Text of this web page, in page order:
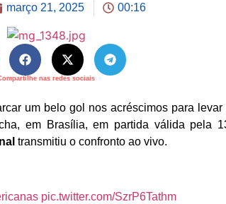
março 21, 2025 00:16
nas redes sociais
um belo gol nos acréscimos para
em Brasília, em partida válida pela
transmitiu o confronto ao vivo.
pic.twitter.com/SzrP6Tathm